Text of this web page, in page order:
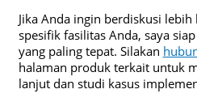
Jika Anda ingin berdiskusi
spesifik fasilitas Anda, saya
yang paling tepat. Silakan
halaman produk terkait untuk
lanjut dan studi kasus